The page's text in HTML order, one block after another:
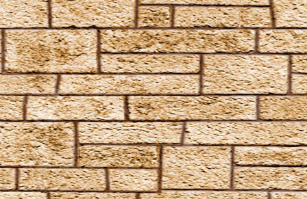
Muffliato
Nebulus
Partis Temporus
Peskiwichteli Pesternomi
Protego
Protego Diabolica
Protego Horribilis
Protego Maxima
Protego Totalum
Pullus
Relaschio
Repello Inimicum
Repello Muggeltum
Riddikulus
Salvio Hexia
Snufflifors
Türblockierende Flammen
Vermiculus
Vipera Evanesca